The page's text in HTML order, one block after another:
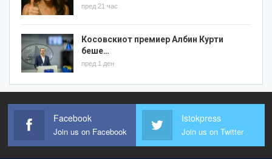
пред 21 час
Косовскиот премиер Албин Курти
беше…
пред 1 ден
Facebook
Join us on Facebook
Istokpress
Join us on Twitter